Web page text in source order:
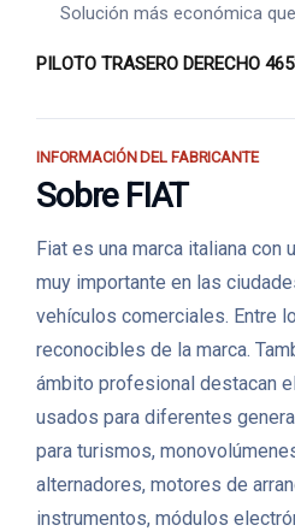
Solución más económica
PILOTO TRASERO DERECHO
INFORMACIÓN DEL FABRICANTE
Sobre FIAT
Fiat es una marca italiana
muy importante en las
vehículos comerciales. Entre
reconocibles de la marca.
ámbito profesional destacan
usados para diferentes
para turismos,
alternadores, motores de
instrumentos, módulos